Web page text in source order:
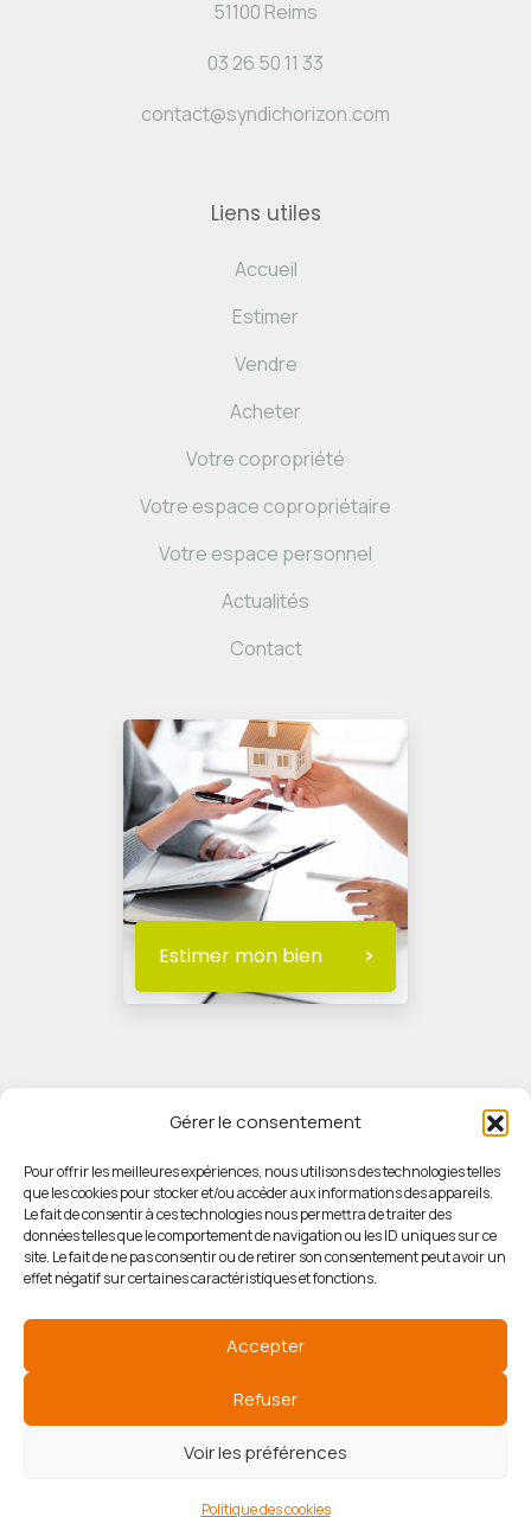
Gérer le consentement
Pour offrir les meilleures expériences, nous utilisons des technologies telles
que les cookies pour stocker et/ou accéder aux informations des appareils.
Le fait de consentir à ces technologies nous permettra de traiter des
données telles que le comportement de navigation ou les ID uniques sur ce
site. Le fait de ne pas consentir ou de retirer son consentement peut avoir un
effet négatif sur certaines caractéristiques et fonctions.
Accepter
Refuser
Voir les préférences
Politique des cookies
51100 Reims
03 26 50 11 33
contact@syndichorizon.com
Liens utiles
Accueil
Estimer
Vendre
Acheter
Votre copropriété
Votre espace copropriétaire
Votre espace personnel
Actualités
Contact
Estimer mon bien
© HORIZON IMMOBILIER
Mentions légales
Politique des cookies